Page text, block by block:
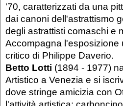
'70, caratterizzati da una
dai canoni dell'astrattismo
degli astrattisti comaschi e
Accompagna l'esposizione
critico di Philippe Daverio.
Betto Lotti (1894 - 1977)
Artistico a Venezia e si
dove stringe amicizia con